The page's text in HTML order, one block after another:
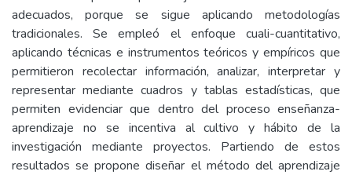
adecuados, porque se sigue aplicando metodologías
tradicionales. Se empleó el enfoque cuali-cuantitativo,
aplicando técnicas e instrumentos teóricos y empíricos que
permitieron recolectar información, analizar, interpretar y
representar mediante cuadros y tablas estadísticas, que
permiten evidenciar que dentro del proceso enseñanza-
aprendizaje no se incentiva al cultivo y hábito de la
investigación mediante proyectos. Partiendo de estos
resultados se propone diseñar el método del aprendizaje